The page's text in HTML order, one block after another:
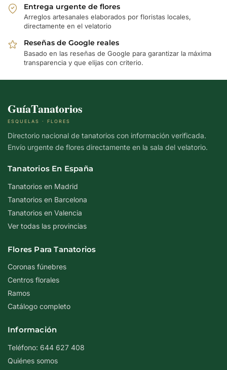
Entrega urgente de flores
Arreglos artesanales elaborados por floristas locales,
directamente en el velatorio
Reseñas de Google reales
Basado en las reseñas de Google para garantizar la máxima
transparencia y que elijas con criterio.
GuíaTanatorios
ESQUELAS · FLORES
Directorio nacional de tanatorios con información verificada.
Envío urgente de flores directamente en la sala del velatorio.
Tanatorios En España
Tanatorios en Madrid
Tanatorios en Barcelona
Tanatorios en Valencia
Ver todas las provincias
Flores Para Tanatorios
Coronas fúnebres
Centros florales
Ramos
Catálogo completo
Información
Teléfono: 644 627 408
Quiénes somos